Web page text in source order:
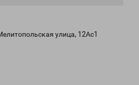
улица, 12Ас1